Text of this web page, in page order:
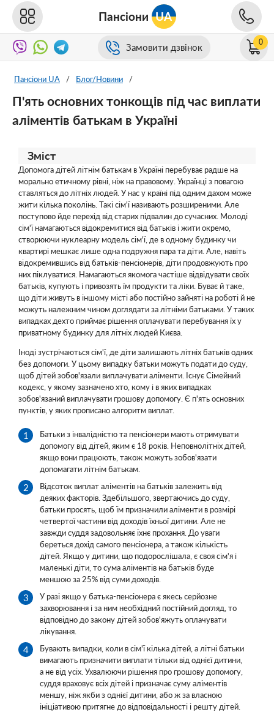
Пансіони UA
Замовити дзвінок 0
Пансіони UA / Блог/Новини /
П'ять основних тонкощів під час виплати
аліментів батькам в Україні
Зміст
Допомога дітей літнім батькам в Україні перебуває радше на
морально етичному рівні, ніж на правовому. Українці з повагою
ставляться до літніх людей. У нас у країні під одним дахом може
жити кілька поколінь. Такі сім'ї називають розширеними. Але
поступово йде перехід від старих підвалин до сучасних. Молоді
сім'ї намагаються відокремитися від батьків і жити окремо,
створюючи нуклеарну модель сім'ї, де в одному будинку чи
квартирі мешкає лише одна подружня пара та діти. Але, навіть
відокремившись від батьків-пенсіонерів, діти продовжують про
них піклуватися. Намагаються якомога частіше відвідувати своїх
батьків, купують і привозять їм продукти та ліки. Буває й таке,
що діти живуть в іншому місті або постійно зайняті на роботі й не
можуть належним чином доглядати за літніми батьками. У таких
випадках дехто приймає рішення оплачувати перебування їх у
приватному будинку для літніх людей Києва.
Іноді зустрічаються сім'ї, де діти залишають літніх батьків одних
без допомоги. У цьому випадку батьки можуть подати до суду,
щоб дітей зобов'язали виплачувати аліменти. Існує Сімейний
кодекс, у якому зазначено хто, кому і в яких випадках
зобов'язаний виплачувати грошову допомогу. Є п'ять основних
пунктів, у яких прописано алгоритм виплат.
Батьки з інвалідністю та пенсіонери мають отримувати
допомогу від дітей, яким є 18 років. Неповнолітніх дітей,
якщо вони працюють, також можуть зобов'язати
допомагати літнім батькам.
Відсоток виплат аліментів на батьків залежить від
деяких факторів. Здебільшого, звертаючись до суду,
батьки просять, щоб їм призначили аліменти в розмірі
четвертої частини від доходів їхньої дитини. Але не
завжди суддя задовольняє їхнє прохання. До уваги
береться дохід самого пенсіонера, а також кількість
дітей. Якщо у дитини, що подорослішала, є своя сім'я і
маленькі діти, то сума аліментів на батьків буде
меншою за 25% від суми доходів.
У разі якщо у батька-пенсіонера є якесь серйозне
захворювання і за ним необхідний постійний догляд, то
відповідно до закону дітей зобов'яжуть оплачувати
лікування.
Бувають випадки, коли в сім'ї кілька дітей, а літні батьки
вимагають призначити виплати тільки від однієї дитини,
а не від усіх. Ухвалюючи рішення про грошову допомогу,
суддя враховує всіх дітей і призначає суму аліментів
меншу, ніж якби з однієї дитини, або ж за власною
ініціативою притягне до відповідальності і решту дітей.